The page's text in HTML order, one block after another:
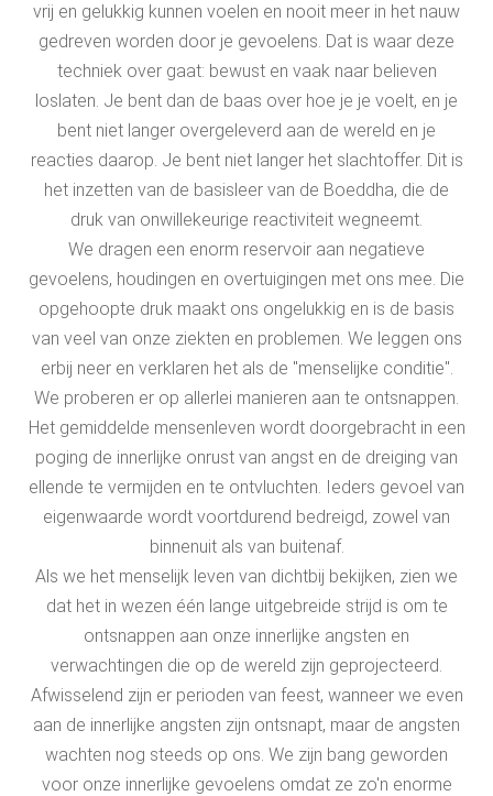
vrij en gelukkig kunnen voelen en nooit meer in het nauw
gedreven worden door je gevoelens. Dat is waar deze
techniek over gaat: bewust en vaak naar believen
loslaten. Je bent dan de baas over hoe je je voelt, en je
bent niet langer overgeleverd aan de wereld en je
reacties daarop. Je bent niet langer het slachtoffer. Dit is
het inzetten van de basisleer van de Boeddha, die de
druk van onwillekeurige reactiviteit wegneemt.
We dragen een enorm reservoir aan negatieve
gevoelens, houdingen en overtuigingen met ons mee. Die
opgehoopte druk maakt ons ongelukkig en is de basis
van veel van onze ziekten en problemen. We leggen ons
erbij neer en verklaren het als de "menselijke conditie".
We proberen er op allerlei manieren aan te ontsnappen.
Het gemiddelde mensenleven wordt doorgebracht in een
poging de innerlijke onrust van angst en de dreiging van
ellende te vermijden en te ontvluchten. Ieders gevoel van
eigenwaarde wordt voortdurend bedreigd, zowel van
binnenuit als van buitenaf.
Als we het menselijk leven van dichtbij bekijken, zien we
dat het in wezen één lange uitgebreide strijd is om te
ontsnappen aan onze innerlijke angsten en
verwachtingen die op de wereld zijn geprojecteerd.
Afwisselend zijn er perioden van feest, wanneer we even
aan de innerlijke angsten zijn ontsnapt, maar de angsten
wachten nog steeds op ons. We zijn bang geworden
voor onze innerlijke gevoelens omdat ze zo'n enorme